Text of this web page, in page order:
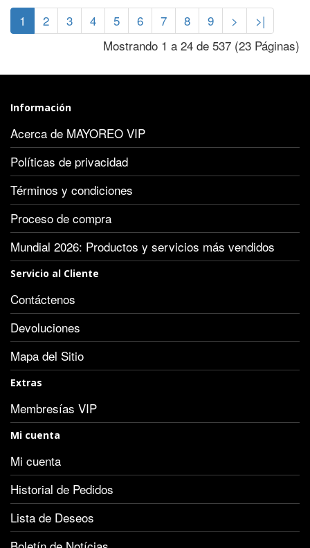
1 2 3 4 5 6 7 8 9 >
>|
Mostrando 1 a 24 de 537 (23 Páginas)
Información
Acerca de MAYOREO VIP
Políticas de privacidad
Términos y condiciones
Proceso de compra
Mundial 2026: Productos y servicios más vendidos
Servicio al Cliente
Contáctenos
Devoluciones
Mapa del Sitio
Extras
Membresías VIP
Mi cuenta
Mi cuenta
Historial de Pedidos
Lista de Deseos